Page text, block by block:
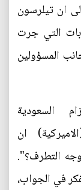
ان تيلرسون
التي جرت
المسؤولين
السعودية
ان
التطرف؟".
في الجواب،